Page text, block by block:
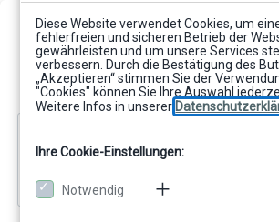
Zum Hauptinhalt
Technical manual CIB jsMerge
Diese Website verwendet Cookies, um
fehlerfreien und sicheren Betrieb der
gewährleisten und um unsere Services
verbessern. Durch die Bestätigung des
„Akzeptieren“ stimmen Sie der
"Cookies" können Sie Ihre Auswahl
Weitere Infos in unserer
Ihre Cookie-Einstellungen:
Notwendig